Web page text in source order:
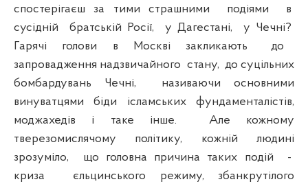
спостерігаєш за тими страшними подіями в
сусідній братській Росії, у Дагестані, у Чечні?
Гарячі голови в Москві закликають до
запровадження надзвичайного стану, до суцільних
бомбардувань Чечні, називаючи основними
винуватцями біди ісламських фундаменталістів,
моджахедів і таке інше. Але кожному
тверезомислячому політику, кожній людині
зрозуміло, що головна причина таких подій -
криза єльцинського режиму, збанкрутілого